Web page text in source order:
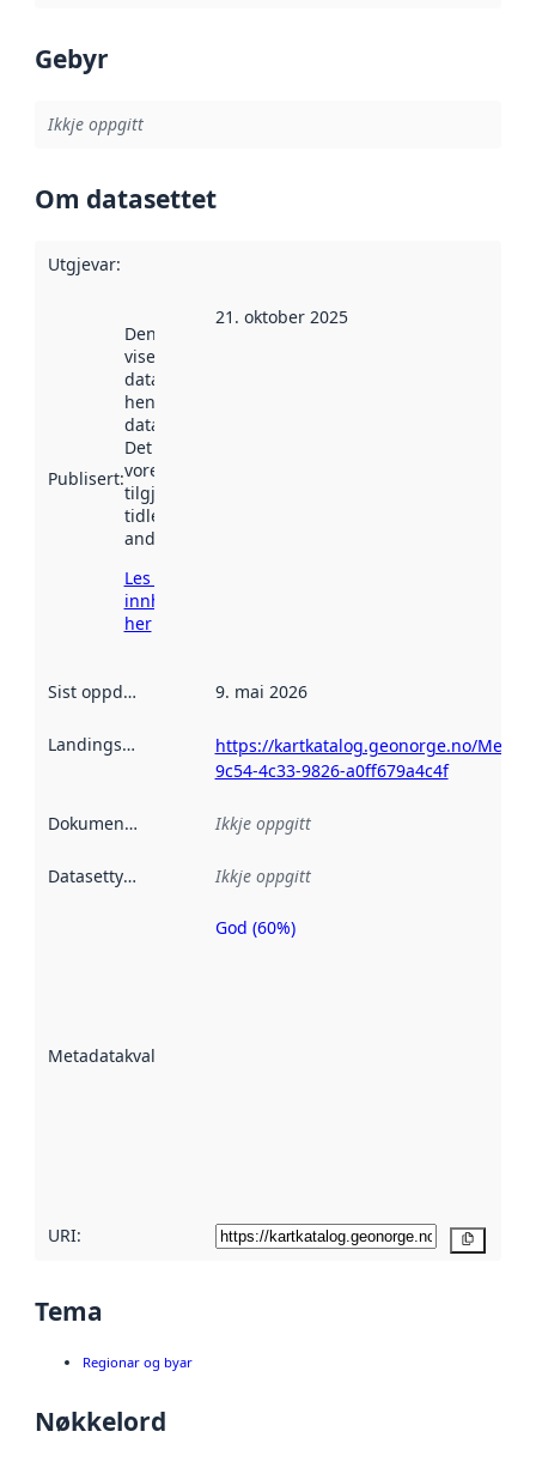
Gebyr
Ikkje oppgitt
Om datasettet
Utgjevar:
Publisert:
Denne datoen
viser når
datasettet vart
henta inn av
data.norge.no.
Det kan ha
vore
tilgjengeleg
tidlegare
andre stader.
Les meir om
innhenting
her
21. oktober 2025
Sist oppdatert 9. mai 2026
Landingsside
https://kartkatalog.geonorge.no/
9c54-4c33-9826-a0ff679a4c4f
Dokumentasjon Ikkje oppgitt
Datasettype Ikkje oppgitt
Metadatakvalitet
Metadatakvalitet
God (60%)
URI:
Tema
Regionar og byar
Nøkkelord